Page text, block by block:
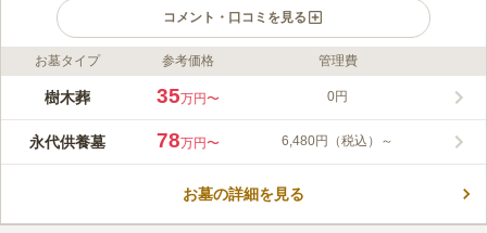
コメント・口コミを見る
ライフドット編集部のコメント
黄檗宗大本山である萬福寺の境内墓地です。 集合墓「黄檗の
代供養墓「二人の小さな碑」「夫婦の碑」「家族の碑」「常しえ
の碑」があります。 おひとり様から大家族まで、安心してお任
13回忌が終わったら、メモリーガーデンの「黄檗の碑」に合祀さ
みんなの評価
3.5 口コミ9件
お墓タイプ 参考価格 管理費
樹木葬 35万円〜 0円
永代供養墓 78万円〜 6,480円（税込）～
お墓の詳細を見る